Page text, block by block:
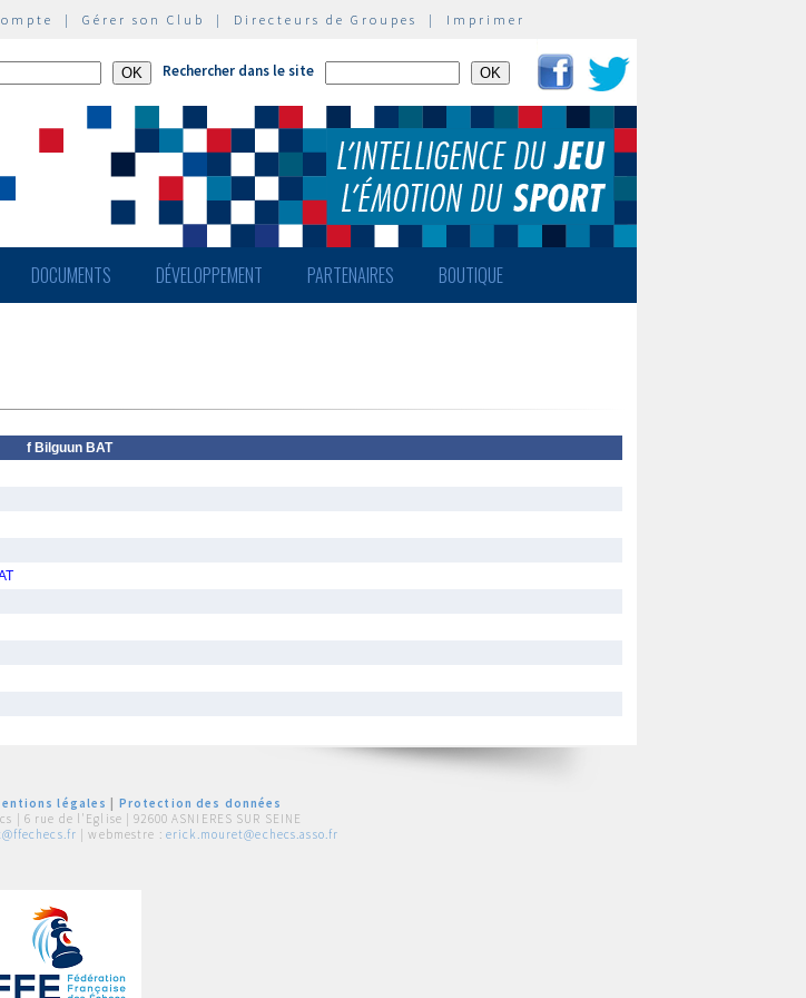
| Gérer son Club | Directeurs de Groupes | Imprimer
Rechercher dans le site
DOCUMENTS DÉVELOPPEMENT PARTENAIRES BOUTIQUE
f Bilguun BAT
légales
Protection des données
| 6 rue de l'Eglise | 92600 ASNIERES SUR SEINE
| webmestre : erick.mouret@echecs.asso.fr